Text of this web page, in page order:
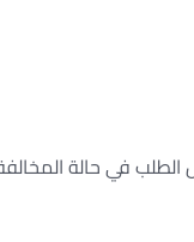
الطلب في حالة